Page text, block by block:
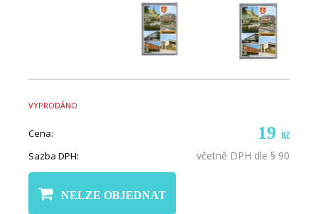
VYPRODÁNO
Cena: 19 Kč
Sazba DPH: včetně DPH dle § 90
NELZE OBJEDNAT